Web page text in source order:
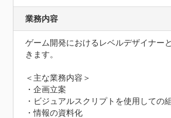
業務内容
ゲーム開発におけるレベルデザイナー
きます。
＜主な業務内容＞
・企画立案
・ビジュアルスクリプトを使用しての
・情報の資料化